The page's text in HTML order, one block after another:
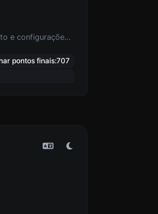
Gerar senhas com comprimento e configurações personalizadas.
pontos finais:707